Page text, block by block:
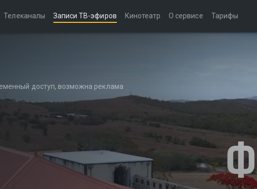
Телеканалы Записи ТВ-эфиров Кинотеатр О сервисе Тарифы
доступ, возможна реклама